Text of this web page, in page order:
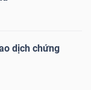
dịch chứng